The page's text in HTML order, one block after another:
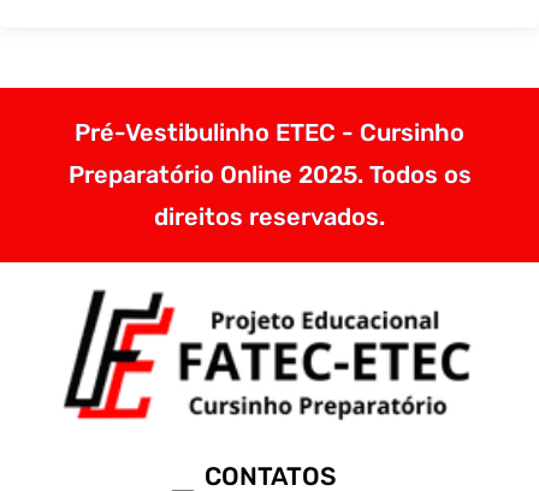
Pré-Vestibulinho ETEC - Cursinho
Preparatório Online 2025. Todos os
direitos reservados.
CONTATOS